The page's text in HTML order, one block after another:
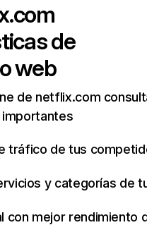
de
web
de netflix.com
tráfico de tus
y categorías de
con mejor rendimiento